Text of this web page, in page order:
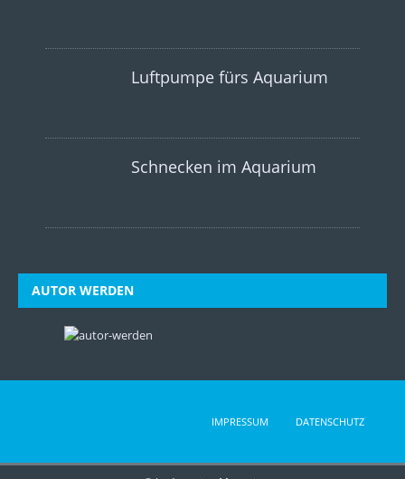
Luftpumpe fürs Aquarium
Schnecken im Aquarium
AUTOR WERDEN
IMPRESSUM DATENSCHUTZ